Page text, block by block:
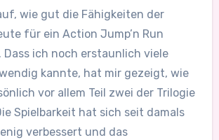
wie gut die Fähigkeiten der
für ein Action Jump’n Run
ich noch erstaunlich viele
kannte, hat mir gezeigt, wie
vor allem Teil zwei der Trilogie
Spielbarkeit hat sich seit damals
verbessert und das